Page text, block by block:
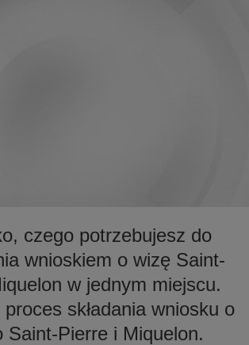
czego potrzebujesz do
wnioskiem o wizę Saint-
w jednym miejscu.
składania wniosku o
Saint-Pierre i Miquelon.